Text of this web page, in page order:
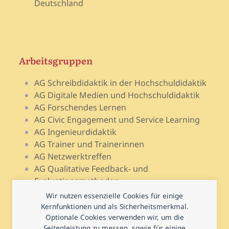
Wir nutzen essenzielle Cookies für einige
Kernfunktionen und als Sicherheitsmerkmal.
Optionale Cookies verwenden wir, um die
Deutschland
Arbeitsgruppen
AG Schreibdidaktik in der Hochschuldidaktik
AG Digitale Medien und Hochschuldidaktik
AG Forschendes Lernen
AG Civic Engagement und Service Learning
AG Ingenieurdidaktik
AG Trainer und Trainerinnen
AG Netzwerktreffen
AG Qualitative Feedback- und
Evaluationsmethoden
AG Open Teach Ware – Lehrportale
AG Psychologie und Lehr-Lern-Forschung
AG Prüfen und Prüfungsdidaktik